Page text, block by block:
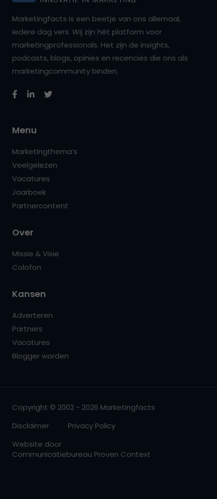
Marketingfacts is een beetje van ons allemaal,
iedere dag vers. Wij zijn hét platform voor
marketingprofessionals. Het zijn de insights,
podcasts, blogs, opinies en recencies die ons als
marketingcommunity binden.
Menu
Marketingthema’s
Veelgelezen
Vacatures
Jaarboek
Partnercontent
Over
Missie & Visie
Colofon
Kansen
Adverteren
Partners
Vacatures
Blogger worden
Copyright © 2002 - 2026 Marketingfacts
Disclaimer
Privacy Policy
Website door
Communicatiebureau Proven Context